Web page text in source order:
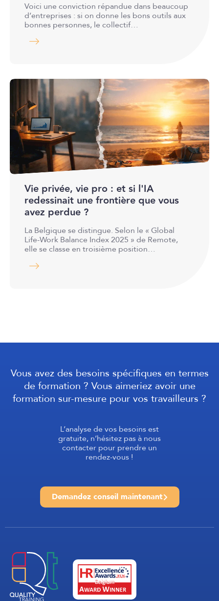
Voici une conviction répandue dans beaucoup
d’entreprises : si on donne les bons outils aux
bonnes personnes, le collectif…
Vie privée, vie pro : et si l'IA
redessinait une frontière que vous
avez perdue ?
La Belgique se distingue. Selon le « Global
Life-Work Balance Index 2025 » de Remote,
elle se classe en troisième position…
Vous avez des besoins spécifiques en termes
de formation ? Vous aimeriez avoir une
formation sur-mesure pour vos travailleurs ?
L’analyse de vos besoins est
gratuite, n’hésitez pas à nous
contacter pour prendre un
rendez-vous !
Demandez conseil maintenant